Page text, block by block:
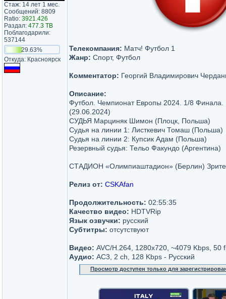
Стаж: 14 лет 1 мес.
Сообщений: 8809
Ratio: 3921.426
Раздал: 477.3 TB
Поблагодарили:
537144
29.63%
Откуда: Красноярск
Телекомпания: Матч! Футбол 1
Жанр: Спорт, Футбол
Комментатор: Георгий Владимирович
Описание:
Футбол. Чемпионат Европы 2024. 1/8
(29.06.2024)
СУДЬЯ Марциняк Шимон (Плоцк, Польша)
Судья на линии 1: Листкевич Томаш (Польша)
Судья на линии 2: Купсик Адам (Польша)
Резервный судья: Тельо Факундо (Аргентина)
СТАДИОН «Олимпиаштадион» (Берлин)
Релиз от: CSKAfan
Продолжительность: 02:55:35
Качество видео: HDTVRip
Язык озвучки: русский
Субтитры: отсутствуют
Видео: AVC/H.264, 1280x720, ~4079 Kbps, 50
Аудио: AC3, 2 ch, 128 Kbps - Русский
Просмотр доступен только для